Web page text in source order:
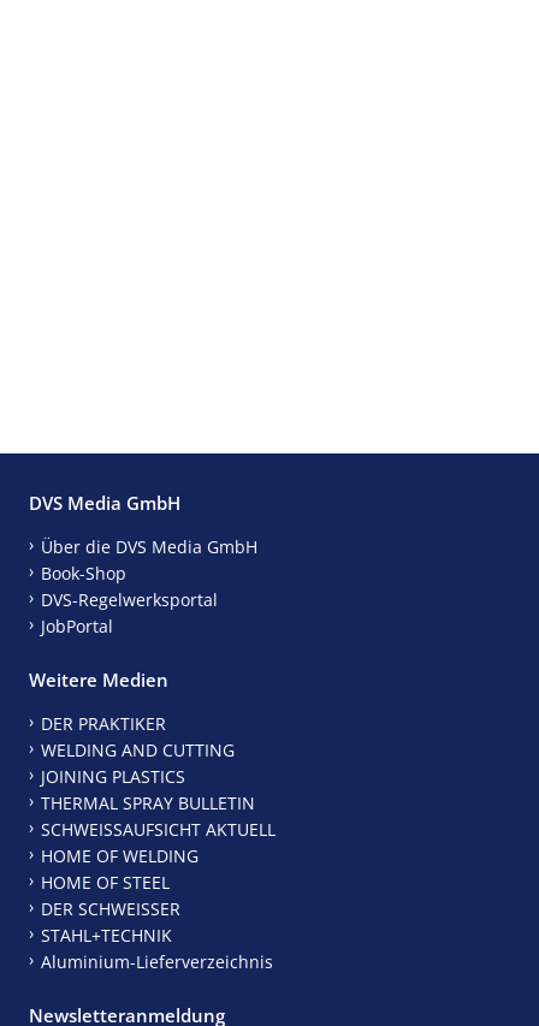
DVS Media GmbH
Über die DVS Media GmbH
Book-Shop
DVS-Regelwerksportal
JobPortal
Weitere Medien
DER PRAKTIKER
WELDING AND CUTTING
JOINING PLASTICS
THERMAL SPRAY BULLETIN
SCHWEISSAUFSICHT AKTUELL
HOME OF WELDING
HOME OF STEEL
DER SCHWEISSER
STAHL+TECHNIK
Aluminium-Lieferverzeichnis
Newsletteranmeldung